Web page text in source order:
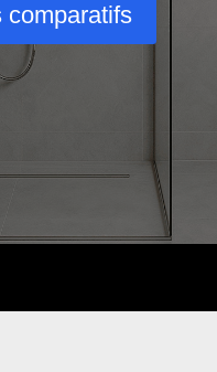
comparatifs